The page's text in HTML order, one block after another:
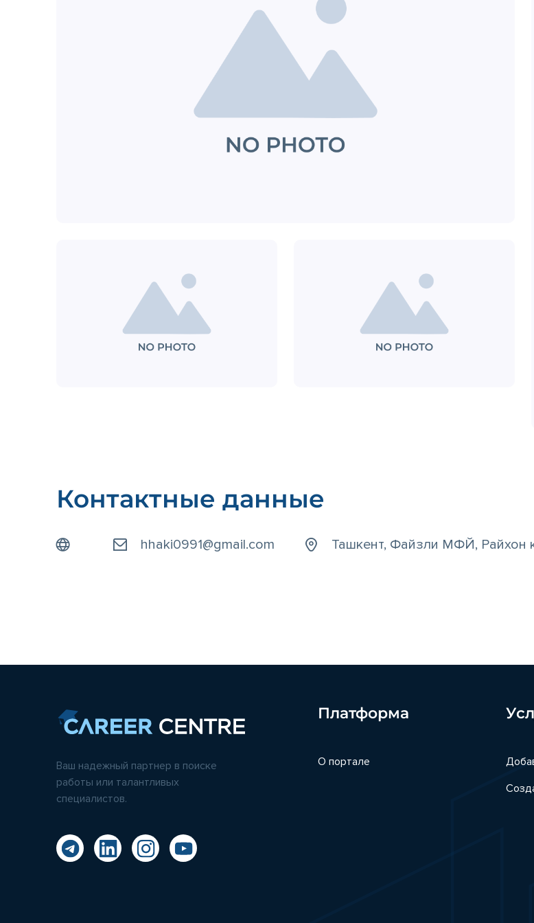
Контактные данные
hhaki0991@gmail.com Ташкент, Файзли МФЙ, Райхон
Ваш надежный партнер в поиске
работы или талантливых
специалистов.
Платформа
О портале